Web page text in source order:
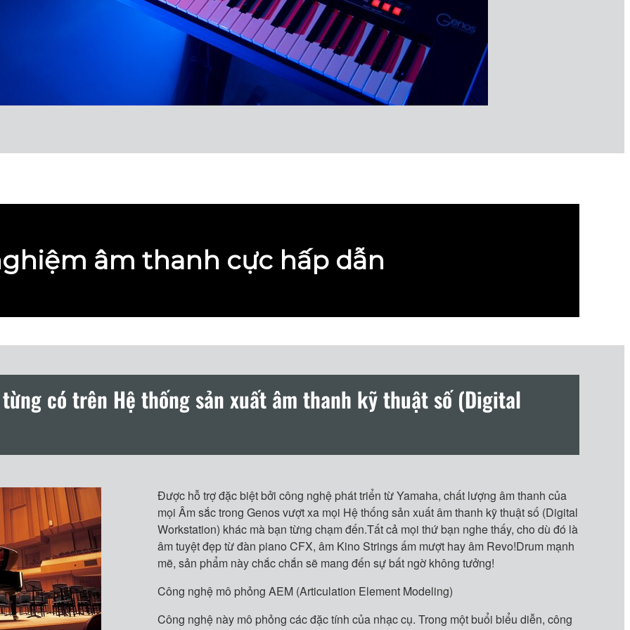
âm thanh cực hấp dẫn
có trên Hệ thống sản xuất âm thanh kỹ thuật số (Digital
Được hỗ trợ đặc biệt bởi công nghệ phát triển từ Yamaha, chất lượng âm thanh của
mọi Âm sắc trong Genos vượt xa mọi Hệ thống sản xuất âm thanh kỹ thuật số (Digital
Workstation) khác mà bạn từng chạm đến.Tất cả mọi thứ bạn nghe thấy, cho dù đó là
âm tuyệt đẹp từ đàn piano CFX, âm Kino Strings ấm mượt hay âm Revo!Drum mạnh
mẽ, sản phẩm này chắc chắn sẽ mang đến sự bất ngờ không tưởng!
Công nghệ mô phỏng AEM (Articulation Element Modeling)
Công nghệ này mô phỏng các đặc tính của nhạc cụ. Trong một buổi biểu diễn, công